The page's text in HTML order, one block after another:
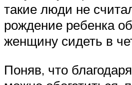
такие люди не
рождение ребенка
женщину сидеть в
Поняв, что